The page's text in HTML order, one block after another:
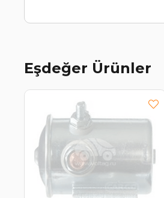
Eşdeğer Ürünler